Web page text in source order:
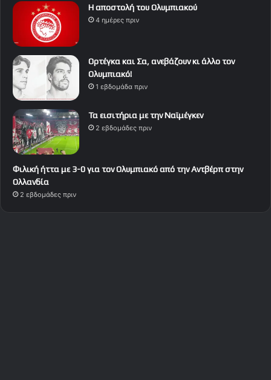
Η αποστολή του Ολυμπιακού
4 ημέρες πριν
Ορτέγκα και Σα, ανεβάζουν κι άλλο τον
Ολυμπιακό!
1 εβδομάδα πριν
Τα εισιτήρια με την Ναϊμέγκεν
2 εβδομάδες πριν
Φιλική ήττα με 3-0 για τον Ολυμπιακό από την Αντβέρπ στην
Ολλανδία
2 εβδομάδες πριν